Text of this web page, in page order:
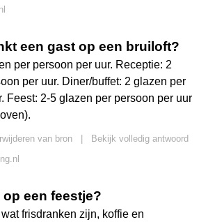
een gast op een bruiloft?
per persoon per uur. Receptie: 2
per uur. Diner/buffet: 2 glazen per
Feest: 2-5 glazen per persoon per uur
van bron
Bekijk volledig antwoord
een feestje?
frisdranken zijn, koffie en